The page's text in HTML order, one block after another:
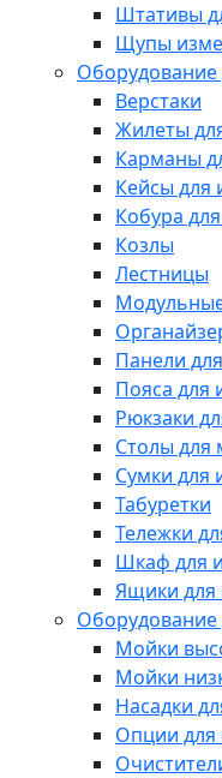
Штативы
Щупы
Оборудование
Верстаки
Жилеты
Карманы
Кейсы для
Кобура
Козлы
Лестницы
Панели
Пояса для
Рюкзаки
Столы для
Сумки для
Табуретки
Тележки
Шкаф для
Ящики для
Оборудование
Мойки
Мойки
Насадки
Опции для